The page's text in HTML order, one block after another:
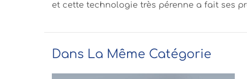
et cette technologie très pérenne a fait ses
Dans La Même Catégorie